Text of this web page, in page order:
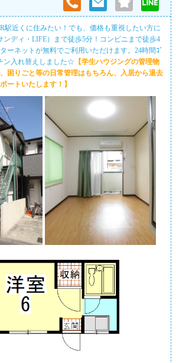
駅近くに住みたい！でも、価格も重視したい方に
ンディ・LIFE）まで徒歩5分！コンビニまで徒歩4
ーネットが無料でご利用いただけます。24時間ｺﾞ
ン入れ替えしました☆ 【学生ハウジングの管理物
困りごと等の日常管理はもちろん、入居から退去
ートいたします！】